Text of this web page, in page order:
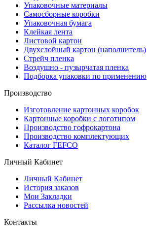
Упаковочные материалы
Самосборные коробки
Упаковочная бумага
Клейкая лента
Листовой картон
Двухслойный картон (наполнитель)
Стрейч пленка
Воздушно - пузырчатая пленка
Подборка упаковки по применению
Производство
Изготовление картонных коробок
Картонные коробки с логотипом
Производство гофрокартона
Производство комплектующих
Каталог FEFCO
Личный Кабинет
Личный Кабинет
История заказов
Мои Закладки
Рассылка новостей
Контакты